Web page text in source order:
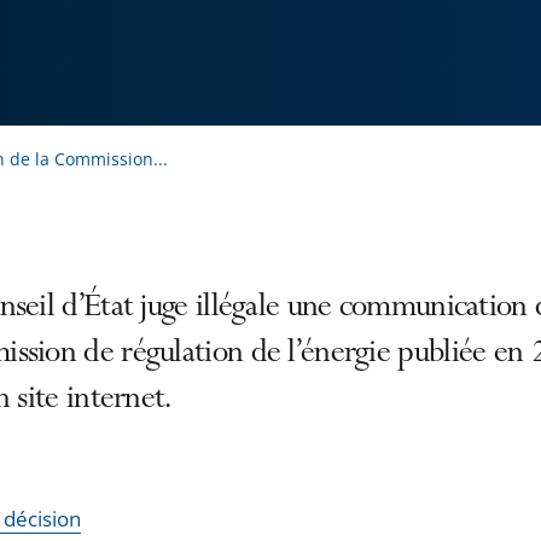
de la Commission...
d’État juge illégale une communication
de régulation de l’énergie publiée en
site internet.